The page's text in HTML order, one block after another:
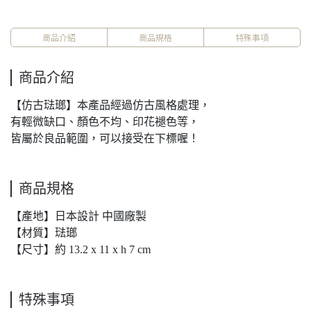
商品介紹 商品規格 特殊事項
商品介紹
【仿古琺瑯】本產品經過仿古風格處理，
有輕微缺口、顏色不均、印花褪色等，
皆屬於良品範圍，可以接受在下標喔！
商品規格
【產地】日本設計 中國廠製
【材質】琺瑯
【尺寸】約 13.2 x 11 x h 7 cm
特殊事項